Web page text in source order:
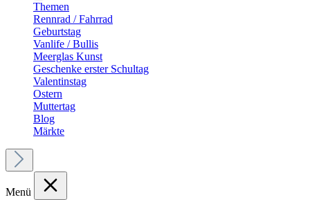
Themen
Rennrad / Fahrrad
Geburtstag
Vanlife / Bullis
Meerglas Kunst
Geschenke erster Schultag
Valentinstag
Ostern
Muttertag
Blog
Märkte
Menü